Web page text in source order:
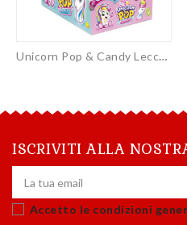
Unicorn Pop & Candy Lecca...
ISCRIVITI ALLA
Accetto le condizioni